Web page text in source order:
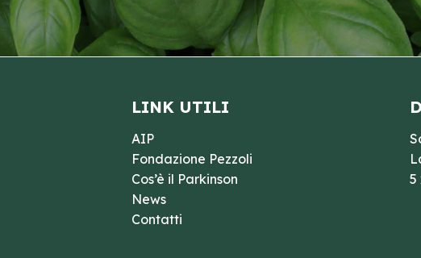
LINK UTILI
AIP
Fondazione Pezzoli
Cos’è il Parkinson
News
Contatti
5